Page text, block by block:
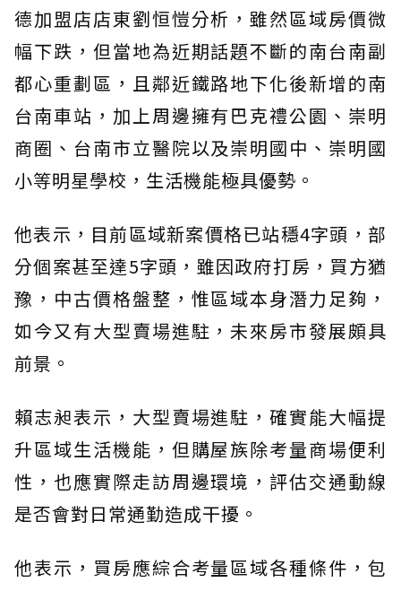
德加盟店店東劉恒愷分析，雖然區域房價微
幅下跌，但當地為近期話題不斷的南台南副
都心重劃區，且鄰近鐵路地下化後新增的南
台南車站，加上周邊擁有巴克禮公園、崇明
商圈、台南市立醫院以及崇明國中、崇明國
小等明星學校，生活機能極具優勢。
他表示，目前區域新案價格已站穩4字頭，部
分個案甚至達5字頭，雖因政府打房，買方猶
豫，中古價格盤整，惟區域本身潛力足夠，
如今又有大型賣場進駐，未來房市發展頗具
前景。
賴志昶表示，大型賣場進駐，確實能大幅提
升區域生活機能，但購屋族除考量商場便利
性，也應實際走訪周邊環境，評估交通動線
是否會對日常通勤造成干擾。
他表示，買房應綜合考量區域各種條件，包